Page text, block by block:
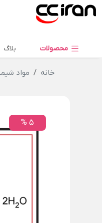
محصولات بلاگ
خانه مواد
5 %